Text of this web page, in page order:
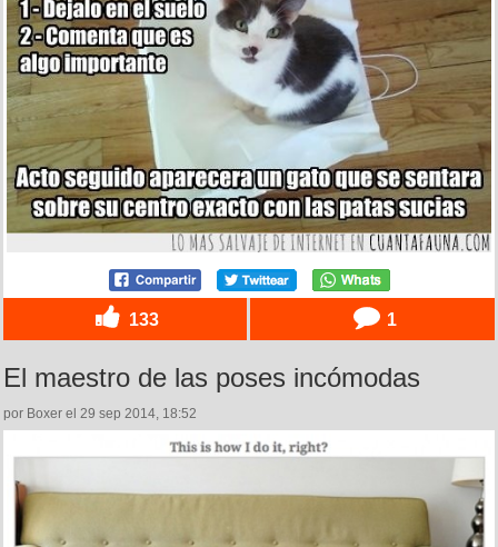
133 1
El maestro de las poses incómodas
por Boxer el 29 sep 2014, 18:52